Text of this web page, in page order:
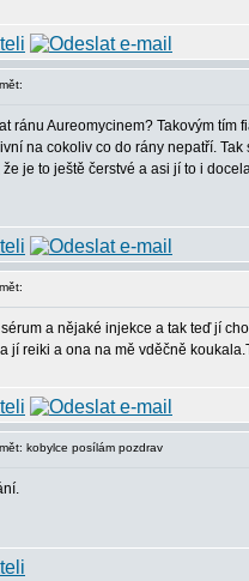
ránu Aureomycinem? Takovým
na cokoliv co do rány nepatří.
je to ještě čerstvé a asi jí to i
a nějaké injekce a tak teď jí
jí reiki a ona na mě vděčně
kobylce posílám pozdrav